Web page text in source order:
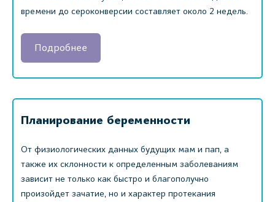
времени до сероконверсии составляет около 2 недель.
Подробнее
Планирование беременности
От физиологических данных будущих мам и пап, а
также их склонности к определенным заболеваниям
зависит не только как быстро и благополучно
произойдет зачатие, но и характер протекания